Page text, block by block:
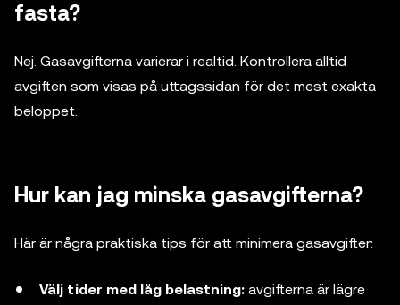
fasta?
Nej. Gasavgifterna varierar i realtid. Kontrollera alltid
avgiften som visas på uttagssidan för det mest exakta
beloppet.
Hur kan jag minska gasavgifterna?
Här är några praktiska tips för att minimera gasavgifter:
Välj tider med låg belastning: avgifterna är lägre